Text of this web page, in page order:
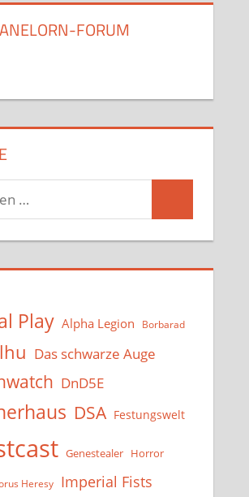
FORUM
Play Alpha Legion Borbarad
Das schwarze Auge
DnD5E
DSA Festungswelt
Genestealer Horror
Heresy Imperial Fists